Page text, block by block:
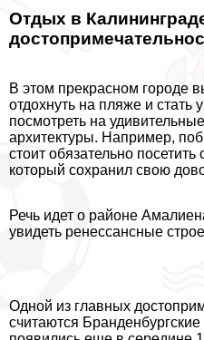
Отдых в
В этом прекрасном городе
отдохнуть на пляже и стать
посмотреть на
архитектуры. Например,
стоит обязательно
который сохранил свою
Речь идет о районе
увидеть ренессансные
Одной из главных
считаются